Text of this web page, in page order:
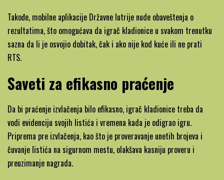
Takođe, mobilne aplikacije Državne lutrije nude obaveštenja o
rezultatima, što omogućava da igrač kladionice u svakom trenutku
sazna da li je osvojio dobitak, čak i ako nije kod kuće ili ne prati
RTS.
Saveti za efikasno praćenje
Da bi praćenje izvlačenja bilo efikasno, igrač kladionice treba da
vodi evidenciju svojih listića i vremena kada je odigrao igru.
Priprema pre izvlačenja, kao što je proveravanje unetih brojeva i
čuvanje listića na sigurnom mestu, olakšava kasniju proveru i
preuzimanje nagrada.